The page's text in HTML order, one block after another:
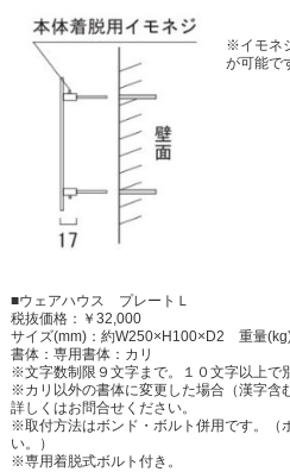
※イモネ
が可能で
■ウェアハウス プレートＬ
税抜価格：￥32,000
サイズ(mm)：約W250×H100×D2 重量
書体：専用書体：カリ
※文字数制限９文字まで。１０文字以上で
※カリ以外の書体に変更した場合（漢字含
詳しくはお問合せください。
※取付方法はボンド・ボルト併用です。（
い。）
※専用着脱式ボルト付き。